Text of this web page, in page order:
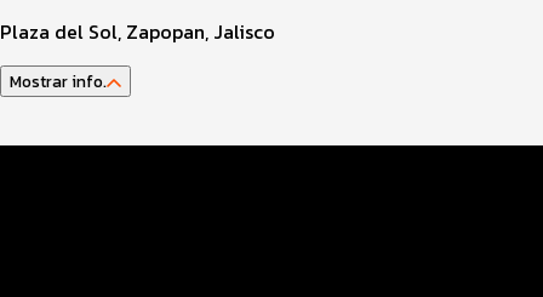
Plaza del Sol, Zapopan, Jalisco
Mostrar info.